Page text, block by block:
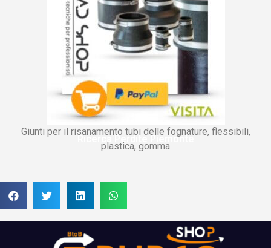
Giunti per il risanamento tubi delle fognature, flessibili,
plastica, gomma
Ricerca Perdite Piemonte